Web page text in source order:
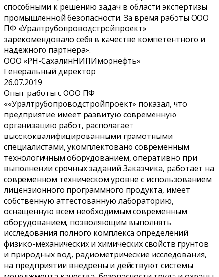
способными к решению задач в области экспертизы
промышленной безопасности. За время работы ООО
ПФ «Уралтрубопроводстройпроект»
зарекомендовало себя в качестве компетентного и
надежного партнера».
ООО «РН-СахалинНИПИморнефть»
Генеральный директор
26.07.2019
Опыт работы с ООО ПФ
««Уралтрубопроводстройпроект» показал, что
предприятие имеет развитую современную
организацию работ, располагает
высококвалифицированными грамотными
специалистами, укомплектовано современным
технологичным оборудованием, оперативно при
выполнении срочных заданий Заказчика, работает на
современном техническом уровне с использованием
лицензионного программного продукта, имеет
собственную аттестованную лабораторию,
оснащенную всем необходимым современным
оборудованием, позволяющим выполнять
исследования полного комплекса определений
физико-механических и химических свойств грунтов
и природных вод, радиометрические исследования,
на предприятии внедрены и действуют системы